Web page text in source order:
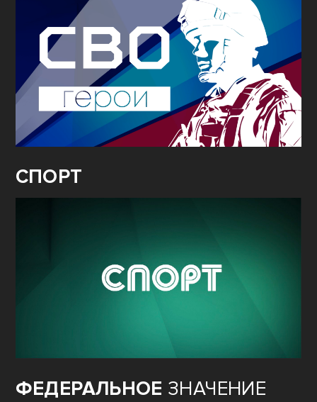
СПОРТ
ФЕДЕРАЛЬНОЕ ЗНАЧЕНИЕ